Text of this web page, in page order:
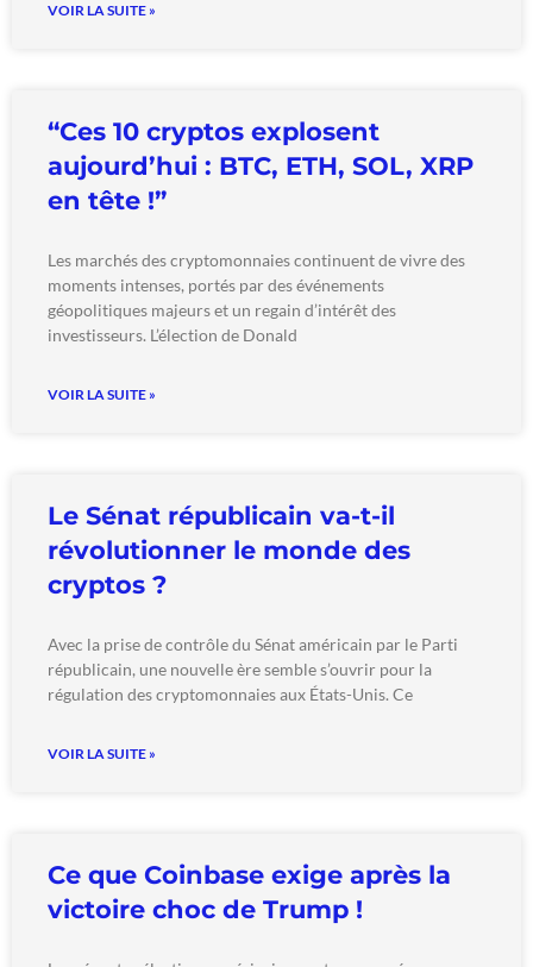
VOIR LA SUITE »
“Ces 10 cryptos explosent
aujourd’hui : BTC, ETH, SOL, XRP
en tête !”
Les marchés des cryptomonnaies continuent de vivre des
moments intenses, portés par des événements
géopolitiques majeurs et un regain d’intérêt des
investisseurs. L’élection de Donald
VOIR LA SUITE »
Le Sénat républicain va-t-il
révolutionner le monde des
cryptos ?
Avec la prise de contrôle du Sénat américain par le Parti
républicain, une nouvelle ère semble s’ouvrir pour la
régulation des cryptomonnaies aux États-Unis. Ce
VOIR LA SUITE »
Ce que Coinbase exige après la
victoire choc de Trump !